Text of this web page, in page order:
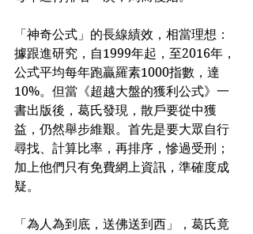
「神奇公式」的長線績效，相當理想：
據跟進研究，自1999年起，至2016年，
公式平均每年跑贏羅素1000指數，達
10%。但當《超越大盤的獲利公式》一
書出版後，葛氏發現，散戶要從中獲
益，仍然舉步維艱。首先是要大眾自行
尋找、計算比率，再排序，慘過受刑；
加上他們只有免費網上資訊，準確度成
疑。
「為人為到底，送佛送到西」，葛氏竟